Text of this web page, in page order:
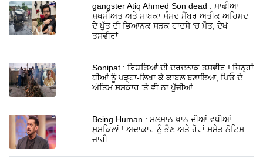
gangster Atiq Ahmed Son dead : ਮਾਫੀਆ
ਸ਼ਖਸੀਅਤ ਅਤੇ ਸਾਬਕਾ ਸੰਸਦ ਮੈਂਬਰ ਅਤੀਕ ਅਹਿਮਦ
ਦੇ ਪੁੱਤ ਦੀ ਭਿਆਨਕ ਸੜਕ ਹਾਦਸੇ ’ਚ ਮੌਤ, ਦੇਖੋ
ਤਸਵੀਰਾਂ
Sonipat : ਰਿਸ਼ਤਿਆਂ ਦੀ ਦਰਦਨਾਕ ਤਸਵੀਰ ! ਜਿਨ੍ਹਾਂ
ਧੀਆਂ ਨੂੰ ਪੜ੍ਹਾ-ਲਿਖਾ ਕੇ ਕਾਬਲ ਬਣਾਇਆ, ਪਿਓ ਦੇ
ਅੰਤਿਮ ਸਸਕਾਰ 'ਤੇ ਵੀ ਨਾ ਪੁੱਜੀਆਂ
Being Human : ਸਲਮਾਨ ਖਾਨ ਦੀਆਂ ਵਧੀਆਂ
ਮੁਸ਼ਕਿਲਾਂ ! ਅਦਾਕਾਰ ਨੂੰ ਭੈਣ ਅਤੇ ਹੋਰਾਂ ਸਮੇਤ ਨੋਟਿਸ
ਜਾਰੀ